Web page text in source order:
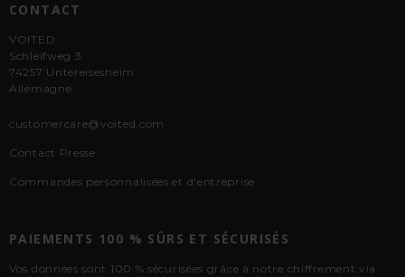
CONTACT
VOITED
Schleifweg 3
74257 Untereisesheim
Allemagne
customercare@voited.com
Contact Presse
Commandes personnalisées et d'entreprise
PAIEMENTS 100 % SÛRS ET SÉCURISÉS
Vos données sont 100 % sécurisées grâce à notre chiffrement via